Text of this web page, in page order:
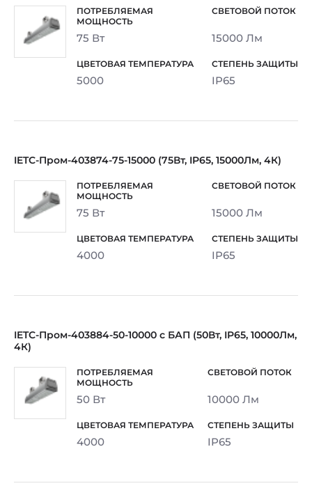
75 Вт 15000 Лм
5000 IP65
IETC-Пром-403874-75-15000 (75Вт, IP65, 15000Лм, 4К)
75 Вт 15000 Лм
4000 IP65
IETC-Пром-403884-50-10000 с БАП (50Вт, IP65, 10000Лм,
4К)
50 Вт 10000 Лм
4000 IP65